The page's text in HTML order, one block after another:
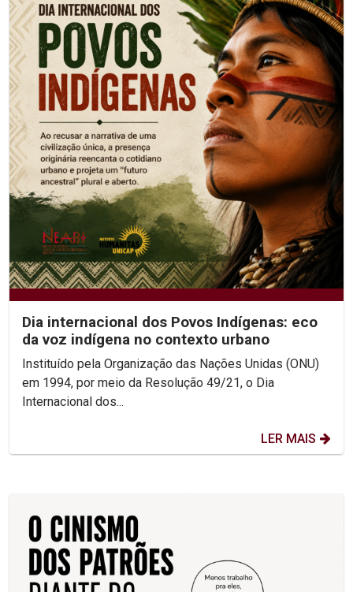
Dia internacional dos Povos Indígenas: eco
da voz indígena no contexto urbano
Instituído pela Organização das Nações Unidas (ONU)
em 1994, por meio da Resolução 49/21, o Dia
Internacional dos...
LER MAIS